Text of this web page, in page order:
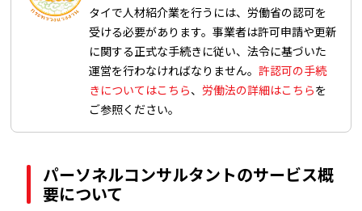
タイで人材紹介業を行うには、労働省の認可を
受ける必要があります。事業者は許可申請や更新
に関する正式な手続きに従い、法令に基づいた
運営を行わなければなりません。許認可の手続
きについてはこちら、 労働法の詳細はこちらを
ご参照ください。
パーソネルコンサルタントのサービス概
要について